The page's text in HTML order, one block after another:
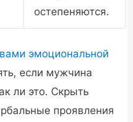
остепеняются.
эмоциональной
если мужчина
ли это. Скрыть
проявления